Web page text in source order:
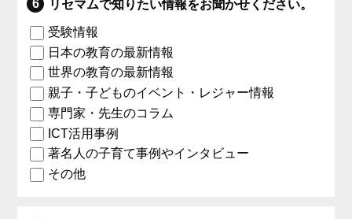
リセマムで知りたい情報をお聞かせください。
受験情報
日本の教育の最新情報
世界の教育の最新情報
親子・子どものイベント・レジャー情報
専門家・先生のコラム
ICT活用事例
著名人の子育て事例やインタビュー
その他